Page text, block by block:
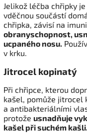
Jelikož léčba chřipky
vděčnou součástí
chřipka, závisí na
obranyschopnost,
ucpaného nosu.
v krku.
Jitrocel kopinatý
Při chřipce, kterou
kašel, pomůže jitrocel
a antibakteriálními
protože usnadňuje
kašel při suchém kašli.